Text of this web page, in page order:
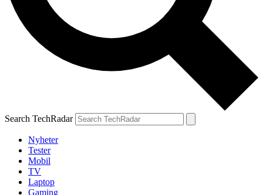
Search TechRadar
Nyheter
Tester
Mobil
TV
Laptop
Gaming